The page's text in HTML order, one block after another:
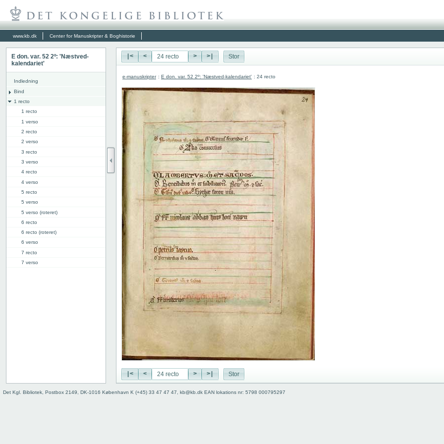
www.kb.dk Center for Manuskripter & Boghistorie
E don. var. 52 2º: 'Næstved-
kalendariet'
Indledning
Bind
1 recto
1 recto
1 verso
2 recto
2 verso
3 recto
3 verso
4 recto
4 verso
5 recto
5 verso
5 verso (roteret)
6 recto
6 recto (roteret)
6 verso
7 recto
7 verso
13 verso
14 recto
|< < > >| Stor
e-manuskripter : E don. var. 52 2º: 'Næstved-kalendariet' : 24 recto
|< < > >| Stor
Det Kgl. Bibliotek, Postbox 2149, DK-1016 København K (+45) 33 47 47 47, kb@kb.dk EAN lokations nr: 5798 000795297